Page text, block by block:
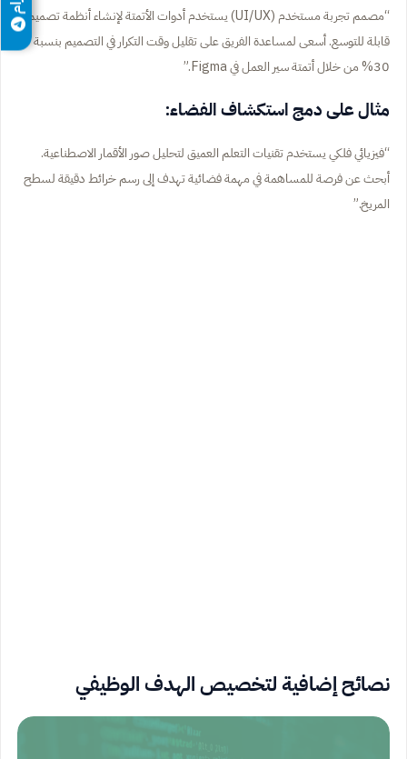
“مصمم تجربة مستخدم (UI/UX) يستخدم أدوات الأتمتة لإنشاء أنظمة تصميم
قابلة للتوسع. أسعى لمساعدة الفريق على تقليل وقت التكرار في التصميم بنسبة
30% من خلال أتمتة سير العمل في Figma.”
مثال على دمج استكشاف الفضاء:
“فيزيائي فلكي يستخدم تقنيات التعلم العميق لتحليل صور الأقمار الاصطناعية.
أبحث عن فرصة للمساهمة في مهمة فضائية تهدف إلى رسم خرائط دقيقة لسطح
المريخ.”
نصائح إضافية لتخصيص الهدف الوظيفي